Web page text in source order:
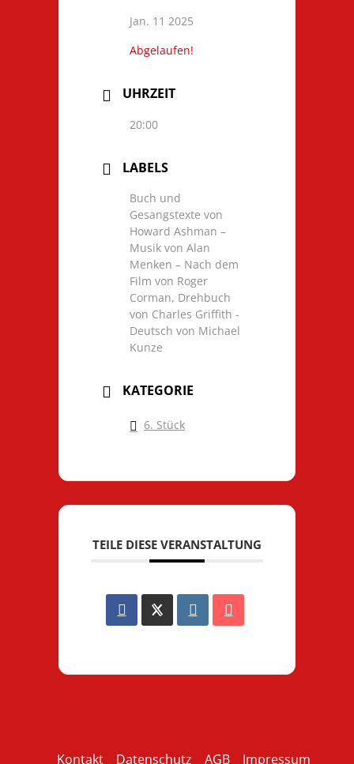
Jan. 11 2025
Abgelaufen!
UHRZEIT
20:00
LABELS
Buch und
Gesangstexte von
Howard Ashman –
Musik von Alan
Menken – Nach dem
Film von Roger
Corman, Drehbuch
von Charles Griffith -
Deutsch von Michael
Kunze
KATEGORIE
6. Stück
TEILE DIESE VERANSTALTUNG
Kontakt Datenschutz AGB Impressum